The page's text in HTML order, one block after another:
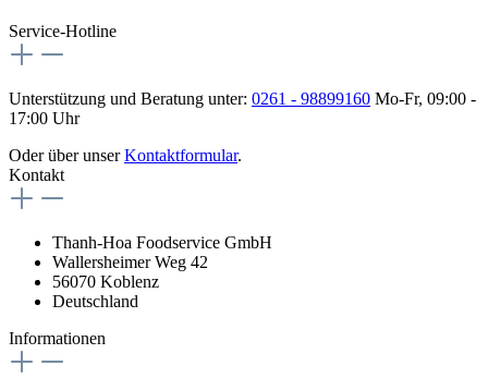
Service-Hotline
Unterstützung und Beratung unter: 0261 - 98899160 Mo-Fr, 09:00 -
17:00 Uhr
Oder über unserKontaktformular.
Kontakt
Thanh-Hoa Foodservice GmbH
Wallersheimer Weg 42
56070 Koblenz
Deutschland
Informationen